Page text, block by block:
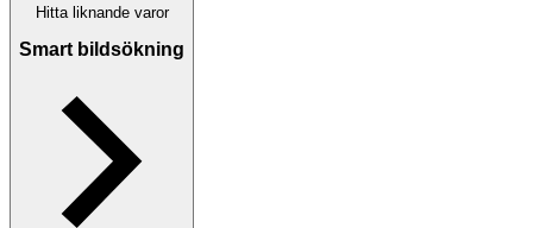
Hitta liknande varor
Smart bildsökning